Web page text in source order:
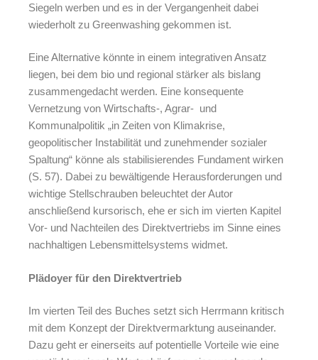
Siegeln werben und es in der Vergangenheit dabei
wiederholt zu Greenwashing gekommen ist.
Eine Alternative könnte in einem integrativen Ansatz
liegen, bei dem bio und regional stärker als bislang
zusammengedacht werden. Eine konsequente
Vernetzung von Wirtschafts-, Agrar- und
Kommunalpolitik „in Zeiten von Klimakrise,
geopolitischer Instabilität und zunehmender sozialer
Spaltung“ könne als stabilisierendes Fundament wirken
(S. 57). Dabei zu bewältigende Herausforderungen und
wichtige Stellschrauben beleuchtet der Autor
anschließend kursorisch, ehe er sich im vierten Kapitel
Vor- und Nachteilen des Direktvertriebs im Sinne eines
nachhaltigen Lebensmittelsystems widmet.
Plädoyer für den Direktvertrieb
Im vierten Teil des Buches setzt sich Herrmann kritisch
mit dem Konzept der Direktvermarktung auseinander.
Dazu geht er einerseits auf potentielle Vorteile wie eine